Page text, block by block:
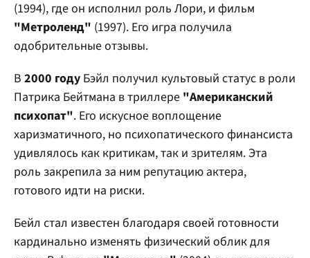
(1994), где он исполнил роль Лори, и фильм
"Метроленд" (1997). Его игра получила
одобрительные отзывы.
В 2000 году Бэйл получил культовый статус в роли
Патрика Бейтмана в триллере "Американский
психопат". Его искусное воплощение
харизматичного, но психопатического финансиста
удивлялось как критикам, так и зрителям. Эта
роль закрепила за ним репутацию актера,
готового идти на риски.
Бейл стал известен благодаря своей готовности
кардинально изменять физический облик для